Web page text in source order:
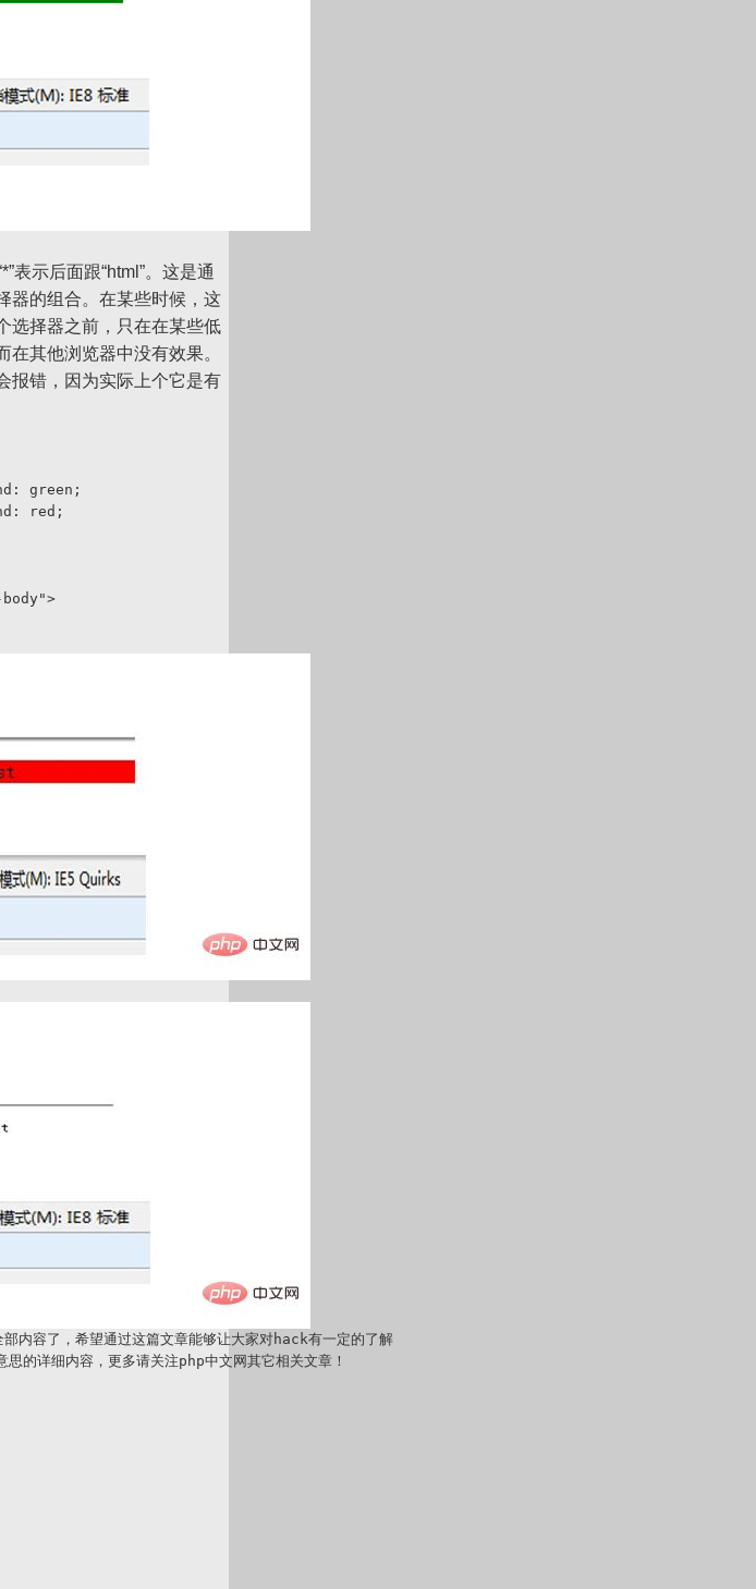
表示后面跟“html”。这是通
器的组合。在某些时候，这
选择器之前，只在在某些低
在其他浏览器中没有效果。
报错，因为实际上个它是有
green;
red;
内容了，希望通过这篇文章能够让大家对hack有一定的了解
思的详细内容，更多请关注php中文网其它相关文章！